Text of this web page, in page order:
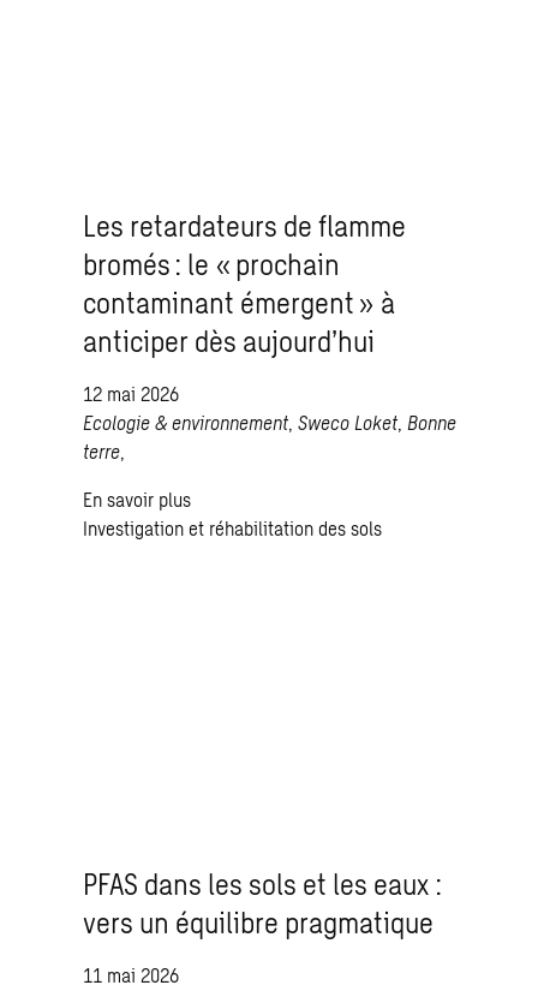
Les retardateurs de flamme
bromés : le « prochain
contaminant émergent » à
anticiper dès aujourd’hui
12 mai 2026
Ecologie & environnement,Sweco Loket, Bonne
terre,
En savoir plus
Investigation et réhabilitation des sols
PFAS dans les sols et les eaux :
vers un équilibre pragmatique
11 mai 2026